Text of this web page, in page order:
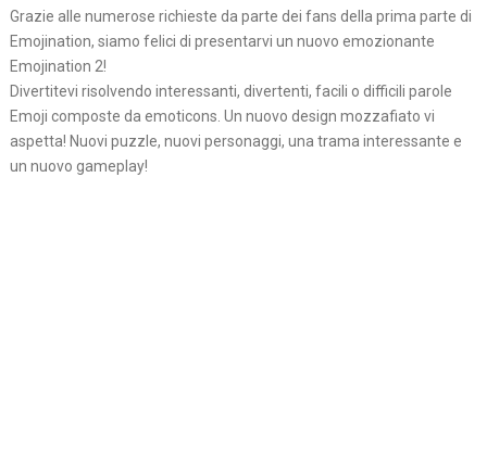
Grazie alle numerose richieste da parte dei fans della prima parte di
Emojination, siamo felici di presentarvi un nuovo emozionante
Emojination 2!
Divertitevi risolvendo interessanti, divertenti, facili o difficili parole
Emoji composte da emoticons. Un nuovo design mozzafiato vi
aspetta! Nuovi puzzle, nuovi personaggi, una trama interessante e
un nuovo gameplay!